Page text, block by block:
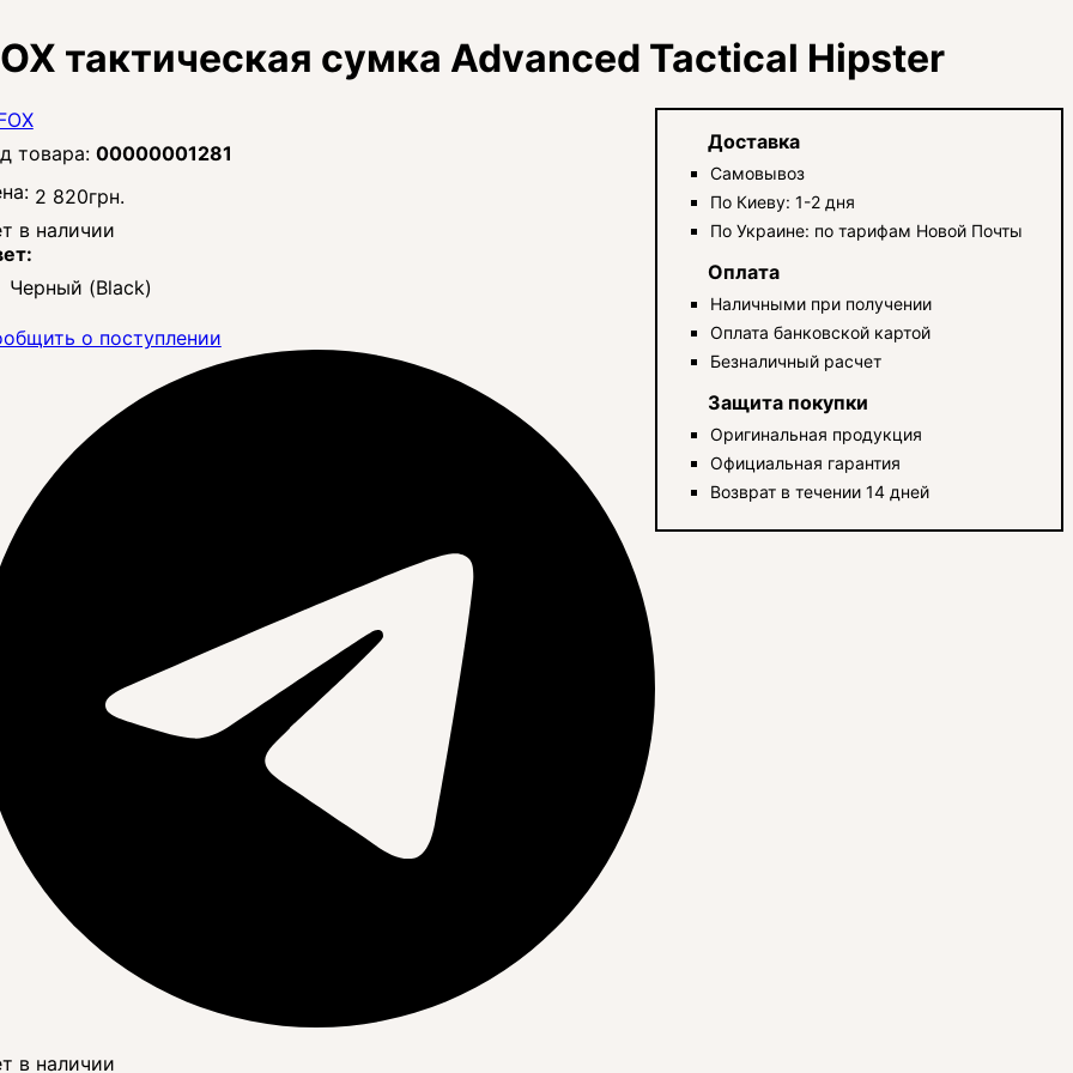
тактическая сумка Advanced Tactical Hipster
00000001281
2 820грн.
в наличии
Черный (Black)
о поступлении
в наличии
Доставка
Самовывоз
По Киеву: 1-2 дня
По Украине: по тарифам Новой Почты
Оплата
Наличными при получении
Оплата банковской картой
Безналичный расчет
Защита покупки
Оригинальная продукция
Официальная гарантия
Возврат в течении 14 дней